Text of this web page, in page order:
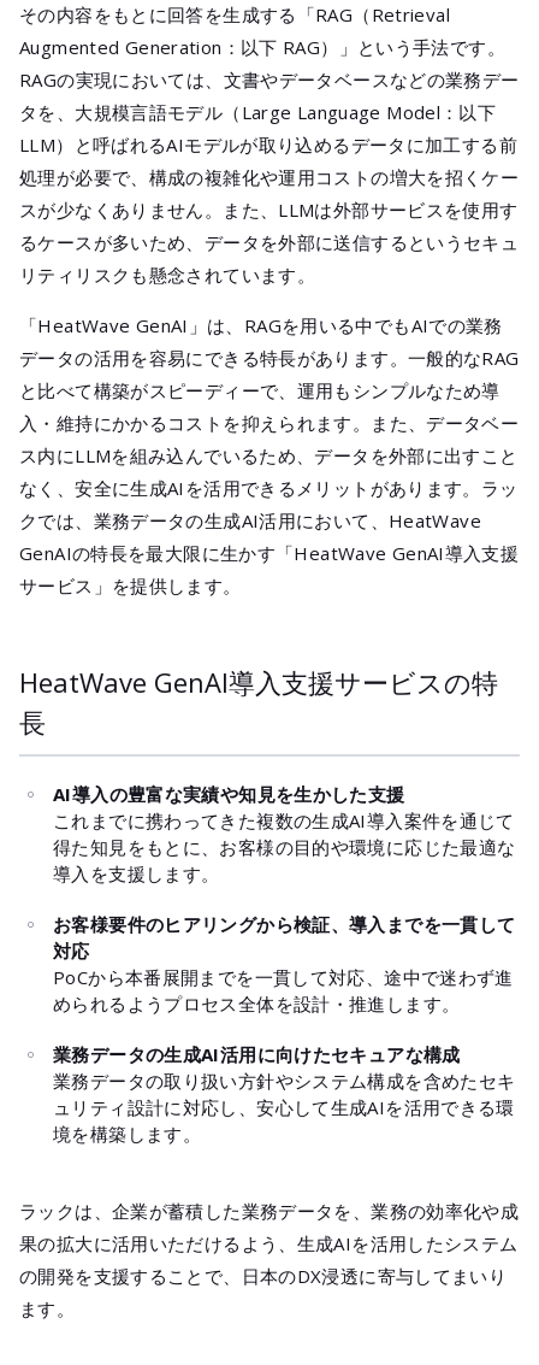
その内容をもとに回答を生成する「RAG（Retrieval
Augmented Generation：以下 RAG）」という手法です。
RAGの実現においては、文書やデータベースなどの業務デー
タを、大規模言語モデル（Large Language Model：以下
LLM）と呼ばれるAIモデルが取り込めるデータに加工する前
処理が必要で、構成の複雑化や運用コストの増大を招くケー
スが少なくありません。また、LLMは外部サービスを使用す
るケースが多いため、データを外部に送信するというセキュ
リティリスクも懸念されています。
「HeatWave GenAI」は、RAGを用いる中でもAIでの業務
データの活用を容易にできる特長があります。一般的なRAG
と比べて構築がスピーディーで、運用もシンプルなため導
入・維持にかかるコストを抑えられます。また、データベー
ス内にLLMを組み込んでいるため、データを外部に出すこと
なく、安全に生成AIを活用できるメリットがあります。ラッ
クでは、業務データの生成AI活用において、HeatWave
GenAIの特長を最大限に生かす「HeatWave GenAI導入支援
サービス」を提供します。
HeatWave GenAI導入支援サービスの特
長
AI導入の豊富な実績や知見を生かした支援
これまでに携わってきた複数の生成AI導入案件を通じて
得た知見をもとに、お客様の目的や環境に応じた最適な
導入を支援します。
お客様要件のヒアリングから検証、導入までを一貫して
対応
PoCから本番展開までを一貫して対応、途中で迷わず進
められるようプロセス全体を設計・推進します。
業務データの生成AI活用に向けたセキュアな構成
業務データの取り扱い方針やシステム構成を含めたセキ
ュリティ設計に対応し、安心して生成AIを活用できる環
境を構築します。
ラックは、企業が蓄積した業務データを、業務の効率化や成
果の拡大に活用いただけるよう、生成AIを活用したシステム
の開発を支援することで、日本のDX浸透に寄与してまいり
ます。